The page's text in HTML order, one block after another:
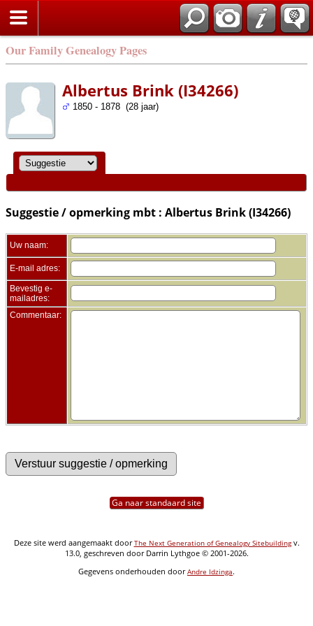
Our Family Genealogy Pages
Albertus Brink (I34266)
1850 - 1878 (28 jaar)
Suggestie / opmerking mbt : Albertus Brink (I34266)
Uw naam:
E-mail adres:
Bevestig e-
mailadres:
Commentaar:
Ga naar standaard site
Deze site werd aangemaakt doorThe Next Generation of Genealogy Sitebuildingv.
13.0, geschreven door Darrin Lythgoe © 2001-2026.
Gegevens onderhouden doorAndre Idzinga.